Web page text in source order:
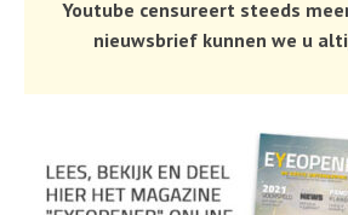
Youtube censureert steeds
nieuwsbrief kunnen we u